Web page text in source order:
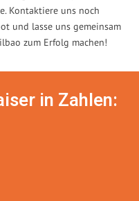
Kontaktiere uns noch
und lasse uns gemeinsam
zum Erfolg machen!
in Zahlen: